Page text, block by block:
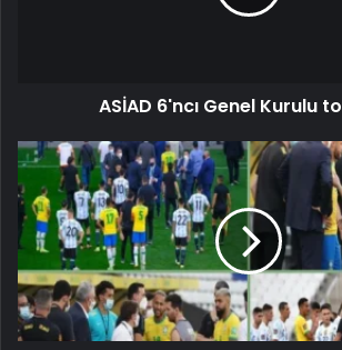
ASİAD 6'ncı Genel Kurulu